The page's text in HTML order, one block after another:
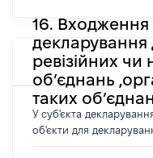
16. Входження
декларування
ревізійних чи
об’єднань
таких
У суб'єкта
об'єкти для